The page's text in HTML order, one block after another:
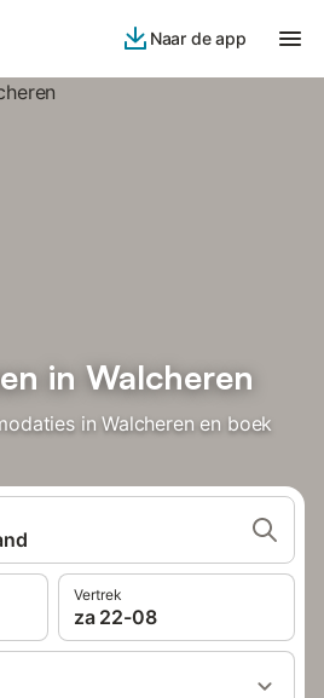
Naar de app
in Walcheren
in Walcheren en boek
Vertrek
za 22-08